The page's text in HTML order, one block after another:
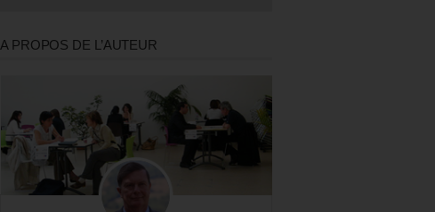
A PROPOS DE L’AUTEUR